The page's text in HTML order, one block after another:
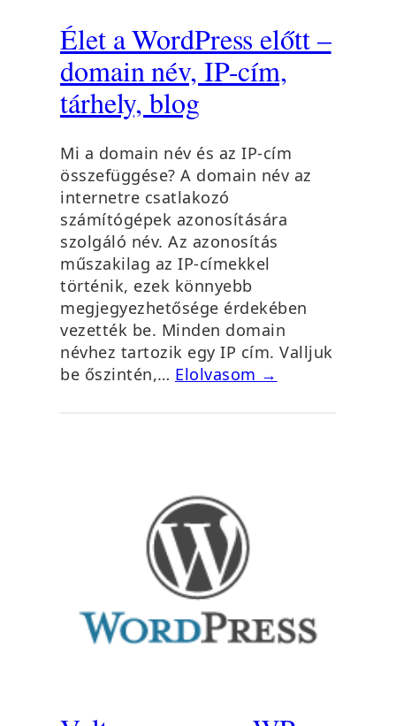
Élet a WordPress előtt –
domain név, IP-cím,
tárhely, blog
Mi a domain név és az IP-cím
összefüggése? A domain név az
internetre csatlakozó
számítógépek azonosítására
szolgáló név. Az azonosítás
műszakilag az IP-címekkel
történik, ezek könnyebb
megjegyezhetősége érdekében
vezették be. Minden domain
névhez tartozik egy IP cím. Valljuk
be őszintén,… Elolvasom →